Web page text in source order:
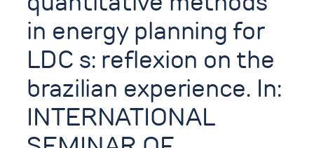
in energy planning for
LDC s: reflexion on the
brazilian experience. In:
INTERNATIONAL